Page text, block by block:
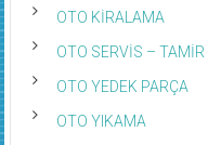
OTO KİRALAMA
OTO SERVİS – TAMİR
OTO YEDEK PARÇA
OTO YIKAMA